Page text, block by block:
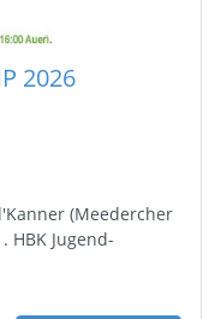
2026
(Meedercher
HBK Jugend-